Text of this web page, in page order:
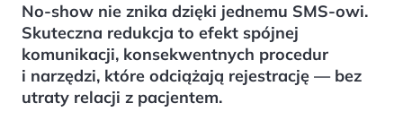
No-show nie znika dzięki jednemu SMS-owi.
Skuteczna redukcja to efekt spójnej
komunikacji, konsekwentnych procedur
i narzędzi, które odciążają rejestrację — bez
utraty relacji z pacjentem.